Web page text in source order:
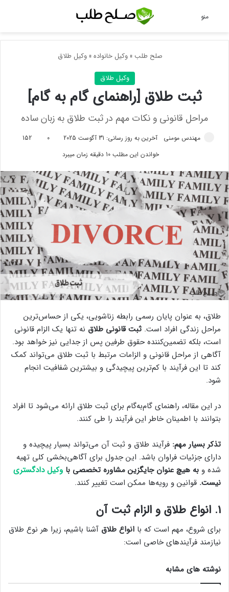
منو
صلح طلب » وکیل خانواده» وکیل طلاق
وکیل طلاق
ثبت طلاق [راهنمای گام به گام]
مراحل قانونی و نکات مهم در ثبت طلاق به زبان ساده
مهندس مومنی آخرین به روز رسانی: 31 آگوست 2025 0
152
خواندن این مطلب 10 دقیقه زمان میبرد
طلاق، به عنوان پایان رسمی رابطه زناشویی، یکی از حساس‌ترین
مراحل زندگی افراد است. ثبت قانونی طلاق نه تنها یک الزام قانونی
است، بلکه تضمین‌کننده حقوق طرفین پس از جدایی نیز خواهد بود.
آگاهی از مراحل قانونی و الزامات مرتبط با ثبت طلاق می‌تواند کمک
کند تا این فرآیند با کم‌ترین پیچیدگی و بیشترین شفافیت انجام
شود.
در این مقاله، راهنمای گام‌به‌گام برای ثبت طلاق ارائه می‌شود تا افراد
بتوانند با اطمینان خاطر این فرآیند را طی کنند.
تذکر بسیار مهم: فرآیند طلاق و ثبت آن می‌تواند بسیار پیچیده و
دارای جزئیات فراوان باشد. این جدول برای آگاهی‌بخشی کلی تهیه
شده و به هیچ عنوان جایگزین مشاوره تخصصی با وکیل دادگستری
نیست. قوانین و رویه‌ها ممکن است تغییر کنند.
۱. انواع طلاق و الزام ثبت آن
برای شروع، مهم است که با انواع طلاق آشنا باشیم، زیرا هر نوع طلاق
نیازمند فرآیندهای خاصی است:
نوشته های مشابه